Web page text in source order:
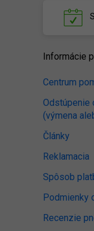
Informácie
Centrum
Odstúpenie
(výmena
Články
Reklamacia
Spôsob
Podmienky
Recenzie